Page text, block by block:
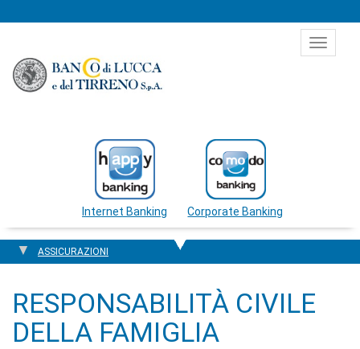
Toggle
Internet Banking Corporate Banking
ASSICURAZIONI
RESPONSABILITÀ CIVILE
DELLA FAMIGLIA